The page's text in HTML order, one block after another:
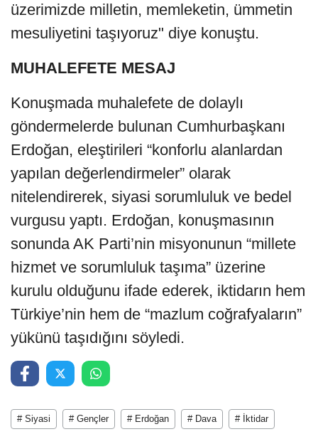
üzerimizde milletin, memleketin, ümmetin
mesuliyetini taşıyoruz" diye konuştu.
MUHALEFETE MESAJ
Konuşmada muhalefete de dolaylı
göndermelerde bulunan Cumhurbaşkanı
Erdoğan, eleştirileri “konforlu alanlardan
yapılan değerlendirmeler” olarak
nitelendirerek, siyasi sorumluluk ve bedel
vurgusu yaptı. Erdoğan, konuşmasının
sonunda AK Parti’nin misyonunun “millete
hizmet ve sorumluluk taşıma” üzerine
kurulu olduğunu ifade ederek, iktidarın hem
Türkiye’nin hem de “mazlum coğrafyaların”
yükünü taşıdığını söyledi.
# Siyasi # Gençler # Erdoğan # Dava # İktidar